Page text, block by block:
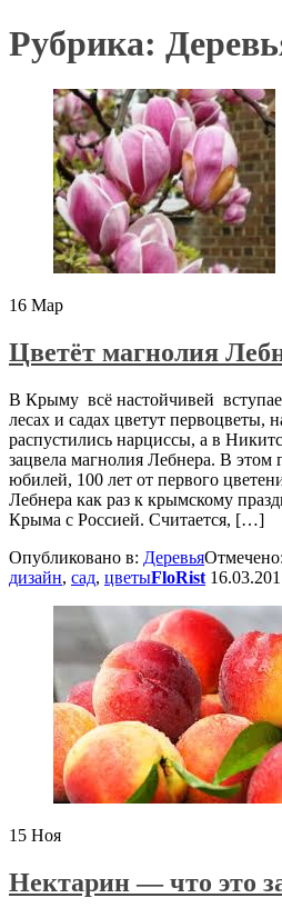
Рубрика:
16 Мар
Цветёт магнолия
В Крыму всё настойчивей
лесах и садах цветут первоцветы,
распустились нарциссы, а в
зацвела магнолия Лебнера. В этом
юбилей, 100 лет от первого
Лебнера как раз к крымскому
Крыма с Россией. Считается, […]
Опубликовано в: ДеревьяОтмечено:
дизайн, сад, цветыFloRist
15 Ноя
Нектарин — что это